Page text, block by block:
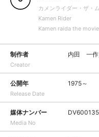
カメンライダー・ザ
Kamen Rider
Kamen raida the
制作者
Creator
内田 一
公開年
Release Date
1975～
媒体ナンバー
Media No